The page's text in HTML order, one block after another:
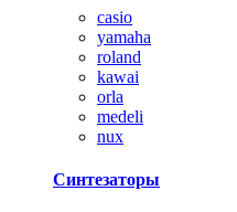
casio
yamaha
roland
kawai
orla
medeli
nux
Синтезаторы